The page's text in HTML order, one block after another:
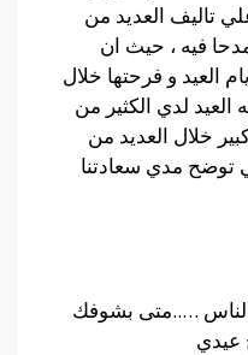
تاليف العديد من
فيه ، حيث ان
العيد و فرحتها خلال
لدي الكثير من
خلال العديد من
توضح مدي سعادتنا
…..متى بشوفك
عيدي